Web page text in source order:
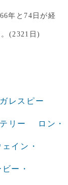
年と74日が経
(2321日)
レスピー
リー ロン・
ェイン・
ー・